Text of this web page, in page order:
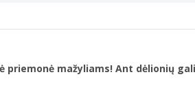
priemonė mažyliams! Ant dėlionių